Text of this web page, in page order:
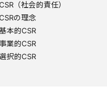
CSR（社会的責任）
CSRの理念
本的CSR
事業的CSR
択的CSR